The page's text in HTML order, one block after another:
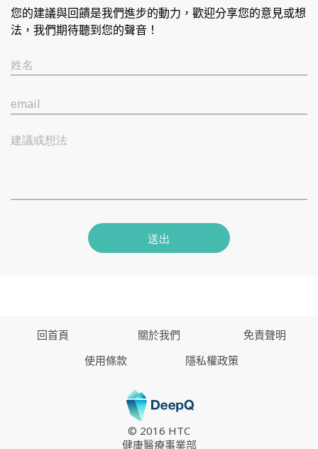
您的建議與回饋是我們進步的動力，歡迎分享您的意見或想
法，我們期待聽到您的聲音！
姓名
email
建議或想法
送出
回首頁 關於我們
免責聲明
使用條款
隱私權政策
© 2016 HTC
健康醫療事業部